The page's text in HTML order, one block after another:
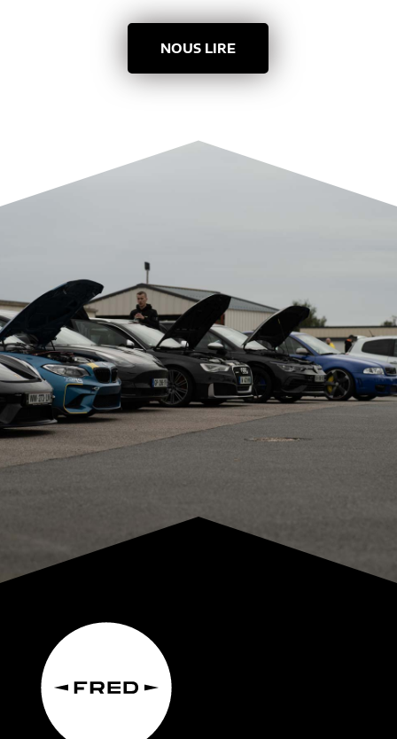
NOUS LIRE